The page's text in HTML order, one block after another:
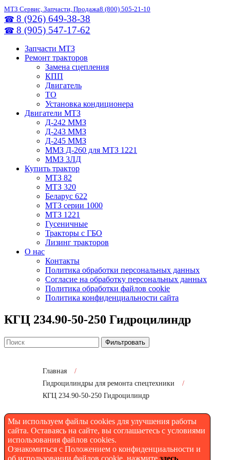
Мы используем файлы cookies для улучшения работы
сайта. Оставаясь на сайте, вы соглашаетесь с условиями
использования файлов cookies.
Ознакомиться с Положением о конфиденциальности и
МТЗ Сервис, Запчасти, Продажа8 (800) 505-21-10
☎ 8 (926) 649-38-38
☎ 8 (905) 547-17-62
Запчасти МТЗ
Ремонт тракторов
Замена сцепления
КПП
Двигатель
ТО
Установка кондиционера
Двигатели МТЗ
Д-242 ММЗ
Д-243 ММЗ
Д-245 ММЗ
ММЗ Д-260 для МТЗ 1221
ММЗ 3ЛД
Купить трактор
МТЗ 82
МТЗ 320
Беларус 622
МТЗ серии 1000
МТЗ 1221
Гусеничные
Тракторы с ГБО
Лизинг тракторов
О нас
Контакты
Политика обработки персональных данных
Согласие на обработку персональных данных
Политика обработки файлов cookie
Политика конфиденциальности сайта
КГЦ 234.90-50-250 Гидроцилиндр
Фильтровать
Главная
/
Гидроцилиндры для ремонта спецтехники
/
КГЦ 234.90-50-250 Гидроцилиндр
КГЦ 234.90-50-250
Гидроцилиндр задней